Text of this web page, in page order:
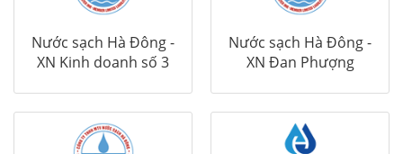
Nước sạch Hà Đông -
XN Kinh doanh số 3
Nước sạch Hà Đông -
XN Đan Phượng